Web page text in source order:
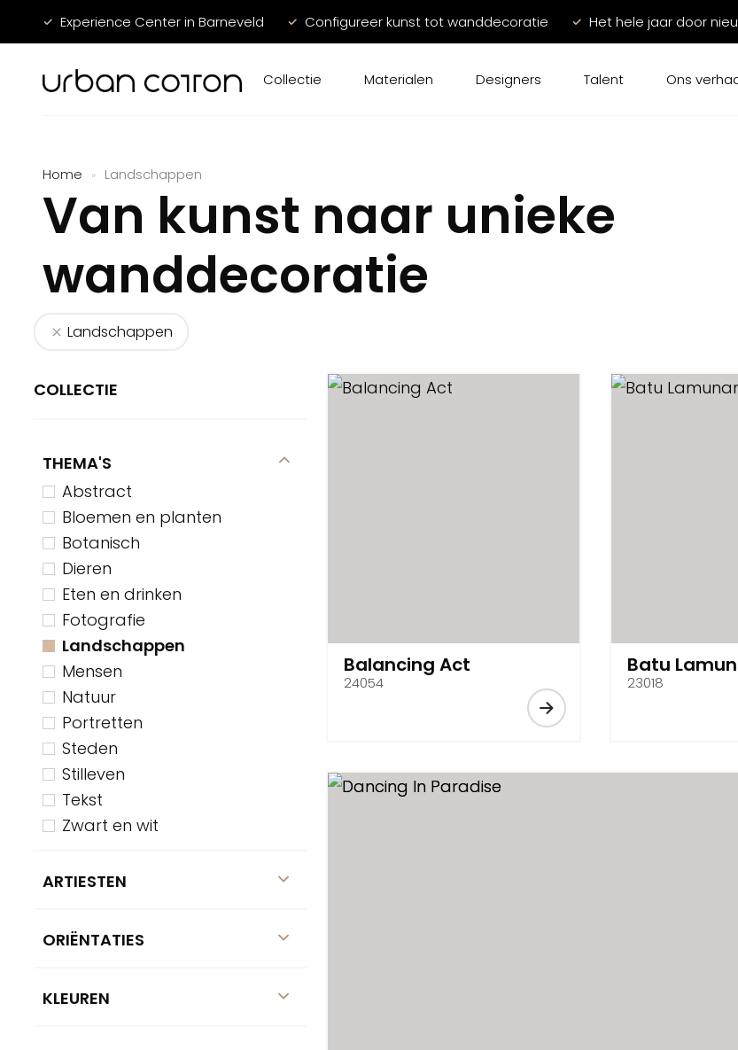
Experience Center in Barneveld Configureer kunst tot wanddecoratie Het hele jaar door
Collectie Materialen Designers Talent Ons
Home » Landschappen
Van kunst naar unieke
wanddecoratie
Landschappen
COLLECTIE
THEMA'S
Abstract
Bloemen en planten
Botanisch
Dieren
Eten en drinken
Fotografie
Landschappen
Mensen
Natuur
Portretten
Steden
Stilleven
Tekst
Zwart en wit
ARTIESTEN
ORIËNTATIES
KLEUREN
Balancing Act
24054
Batu
23018